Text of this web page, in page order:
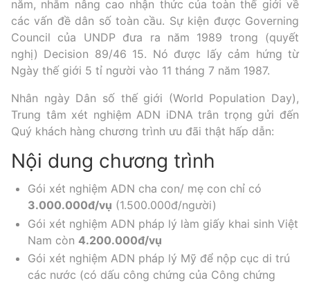
năm, nhằm nâng cao nhận thức của toàn thế giới về
các vấn đề dân số toàn cầu. Sự kiện được Governing
Council của UNDP đưa ra năm 1989 trong (quyết
nghị) Decision 89/46 15. Nó được lấy cảm hứng từ
Ngày thế giới 5 tỉ người vào 11 tháng 7 năm 1987.
Nhân ngày Dân số thế giới (World Population Day),
Trung tâm xét nghiệm ADN iDNA trân trọng gửi đến
Quý khách hàng chương trình ưu đãi thật hấp dẫn:
Nội dung chương trình
Gói xét nghiệm ADN cha con/ mẹ con chỉ có
3.000.000đ/vụ (1.500.000đ/người)
Gói xét nghiệm ADN pháp lý làm giấy khai sinh Việt
Nam còn 4.200.000đ/vụ
Gói xét nghiệm ADN pháp lý Mỹ để nộp cục di trú
các nước (có dấu công chứng của Công chứng